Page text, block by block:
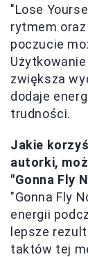
"Lose
rytmem
poczucie
zwiększa
dodaje
trudności.
Jakie
autorki,
"Gonna Fly
"Gonna Fly
energii
lepsze
taktów tej